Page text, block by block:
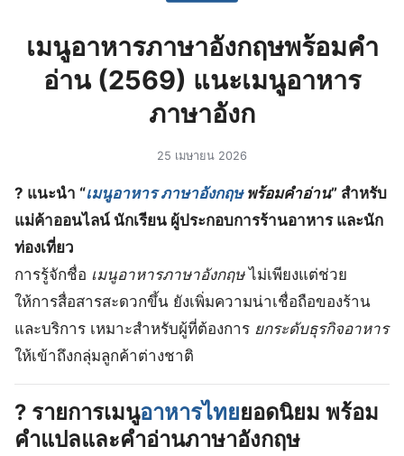
เมนูอาหารภาษาอังกฤษพร้อมคํา
อ่าน (2569) ️แนะเมนูอาหาร
ภาษาอังก
25 เมษายน 2026
?️ แนะนำ “เมนูอาหาร ภาษาอังกฤษพร้อมคำอ่าน” สำหรับ
แม่ค้าออนไลน์ นักเรียน ผู้ประกอบการร้านอาหาร และนัก
ท่องเที่ยว
การรู้จักชื่อ เมนูอาหารภาษาอังกฤษไม่เพียงแต่ช่วย
ให้การสื่อสารสะดวกขึ้น ยังเพิ่มความน่าเชื่อถือของร้าน
และบริการ เหมาะสำหรับผู้ที่ต้องการ ยกระดับธุรกิจอาหาร
ให้เข้าถึงกลุ่มลูกค้าต่างชาติ
? รายการเมนูอาหารไทยยอดนิยม พร้อม
คำแปลและคำอ่านภาษาอังกฤษ